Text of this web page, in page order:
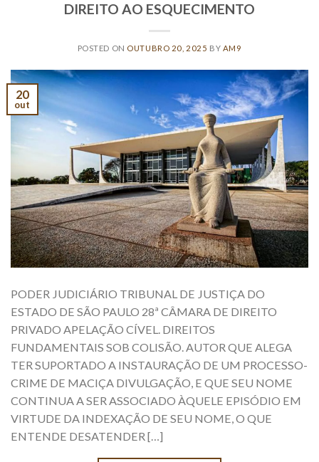
DIREITO AO ESQUECIMENTO
POSTED ON OUTUBRO 20, 2025 BY AM9
20
out
PODER JUDICIÁRIO TRIBUNAL DE JUSTIÇA DO
ESTADO DE SÃO PAULO 28ª CÂMARA DE DIREITO
PRIVADO APELAÇÃO CÍVEL. DIREITOS
FUNDAMENTAIS SOB COLISÃO. AUTOR QUE ALEGA
TER SUPORTADO A INSTAURAÇÃO DE UM PROCESSO-
CRIME DE MACIÇA DIVULGAÇÃO, E QUE SEU NOME
CONTINUA A SER ASSOCIADO ÀQUELE EPISÓDIO EM
VIRTUDE DA INDEXAÇÃO DE SEU NOME, O QUE
ENTENDE DESATENDER […]